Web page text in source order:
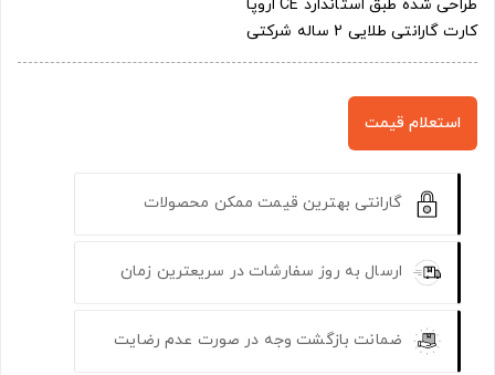
طراحی شده طبق استاندارد CE اروپا
کارت گارانتی طلایی 2 ساله شرکتی
استعلام قیمت
گارانتی بهترین قیمت ممکن محصولات
ارسال به روز سفارشات در سریعترین زمان
ضمانت بازگشت وجه در صورت عدم رضایت